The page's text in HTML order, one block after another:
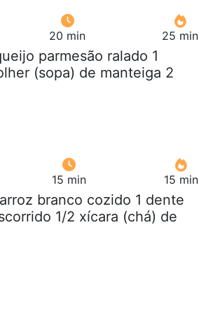
20 min 25 min
parmesão ralado 1
(sopa) de manteiga 2
15 min 15 min
branco cozido 1 dente
1/2 xícara (chá) de